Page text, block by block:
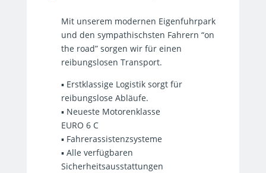
Mit unserem modernen Eigenfuhrpark
und den sympathischsten Fahrern “on
the road” sorgen wir für einen
reibungslosen Transport.
▪ Erstklassige Logistik sorgt für
reibungslose Abläufe.
▪ Neueste Motorenklasse
EURO 6 C
▪ Fahrerassistenzsysteme
▪ Alle verfügbaren
Sicherheitsausstattungen